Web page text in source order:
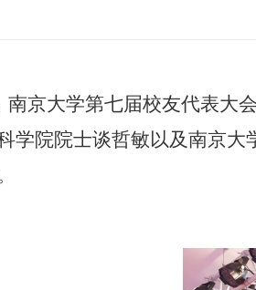
南京大学第七届校友代表大
学院院士谈哲敏以及南京